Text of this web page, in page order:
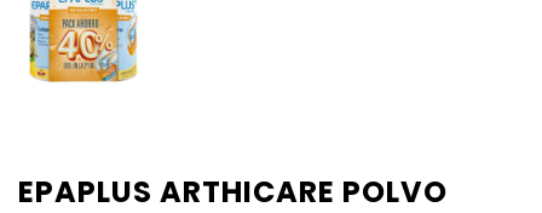
EPAPLUS ARTHICARE POLVO